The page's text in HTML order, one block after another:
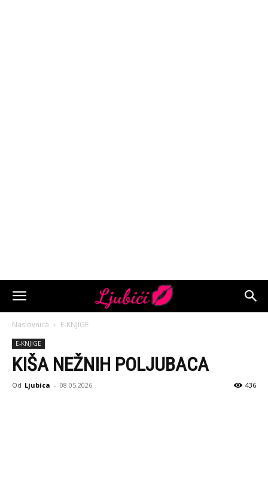
Naslovnica E-KNJIGE
E-KNJIGE
KIŠA NEŽNIH POLJUBACA
Od Ljubica - 08.05.2026 436